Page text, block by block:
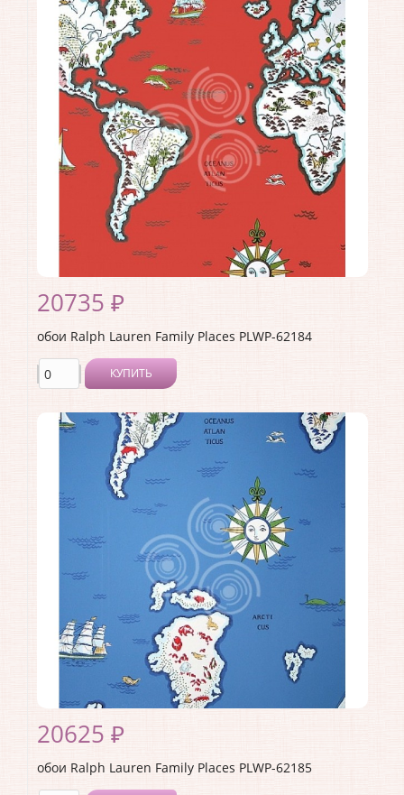
Длина рулона:10
Ширина рулона:0.68
Материал покрытия:
Страна:США
Материал основы:Бумага
Раппорт:64
20735 ₽
обои Ralph Lauren Family Places PLWP-62184
КУПИТЬ
Коллекция:Family Places
Длина рулона:10
Ширина рулона:0.68
Материал покрытия:
Страна:
Материал основы:Бумага
68
20625 ₽
обои Ralph Lauren Family Places PLWP-62185